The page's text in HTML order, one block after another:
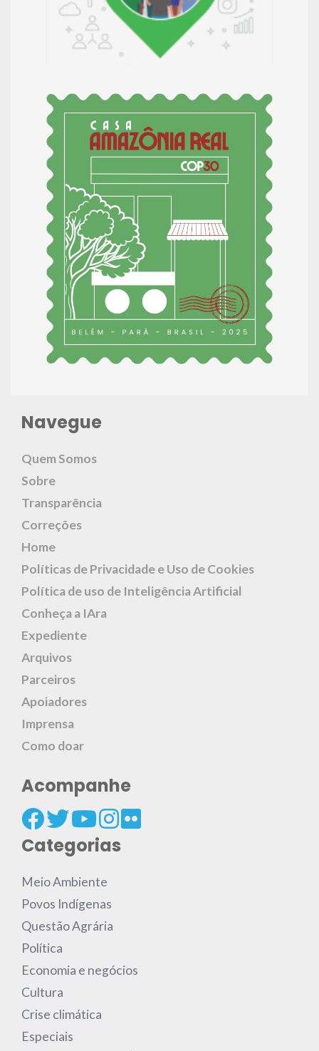
Navegue
Quem Somos
Sobre
Transparência
Correções
Home
Políticas de Privacidade e Uso de Cookies
Política de uso de Inteligência Artificial
Conheça a IAra
Expediente
Arquivos
Parceiros
Apoiadores
Imprensa
Como doar
Acompanhe
Categorias
Meio Ambiente
Povos Indígenas
Questão Agrária
Política
Economia e negócios
Cultura
Crise climática
Especiais